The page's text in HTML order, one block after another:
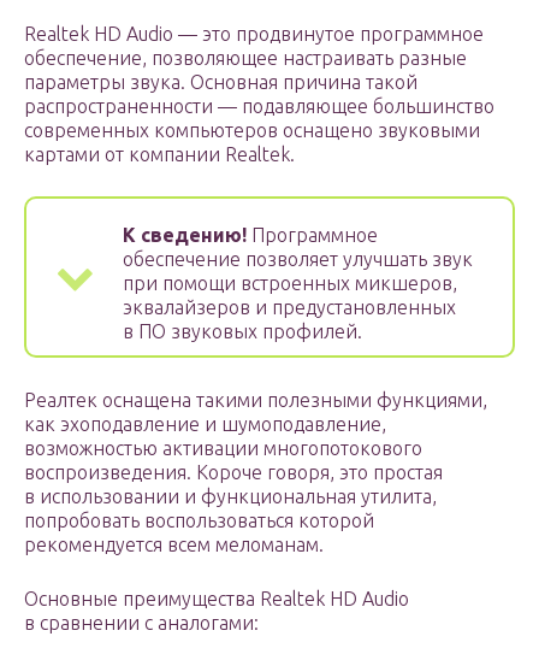
Realtek HD Audio — это продвинутое программное
обеспечение, позволяющее настраивать разные
параметры звука. Основная причина такой
распространенности — подавляющее большинство
современных компьютеров оснащено звуковыми
картами от компании Realtek.
К сведению! Программное
обеспечение позволяет улучшать звук
при помощи встроенных микшеров,
эквалайзеров и предустановленных
в ПО звуковых профилей.
Реалтек оснащена такими полезными функциями,
как эхоподавление и шумоподавление,
возможностью активации многопотокового
воспроизведения. Короче говоря, это простая
в использовании и функциональная утилита,
попробовать воспользоваться которой
рекомендуется всем меломанам.
Основные преимущества Realtek HD Audio
в сравнении с аналогами: